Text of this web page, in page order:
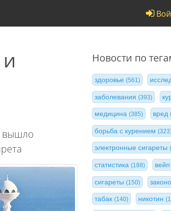
вышло
Новости по
здоровье (561)
заболевания (393)
медицина (385) вред
борьба с курением
электронные сигареты
статистика (188)
сигареты (150)
табак (140) никотин